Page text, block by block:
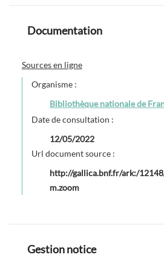
Documentation
Sources en ligne
Organisme :
Bibliothèque nationale de
Date de consultation :
12/05/2022
Url document source :
http://gallica.bnf.fr/ark:/
m.zoom
Gestion notice